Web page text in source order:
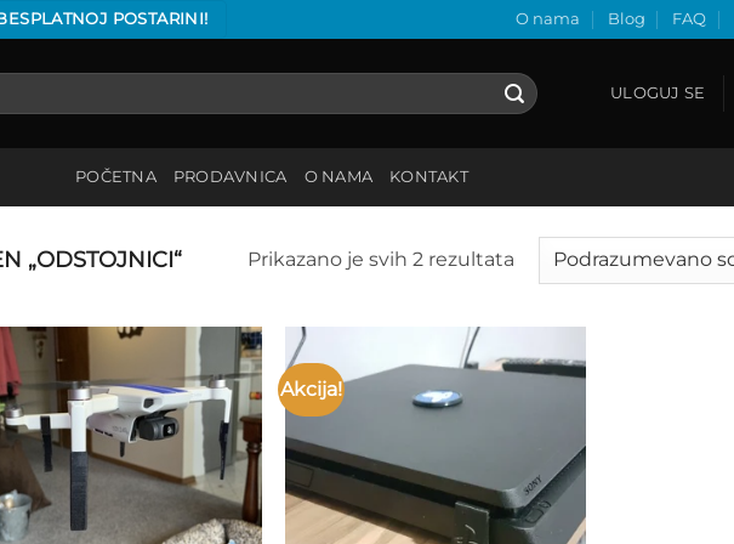
POSTARINI! O nama Blog FAQ
ULOGUJ SE
POČETNA PRODAVNICA O NAMA KONTAKT
„ODSTOJNICI“ Prikazano je svih 2 rezultata
Add to
wishlist
Akcija!